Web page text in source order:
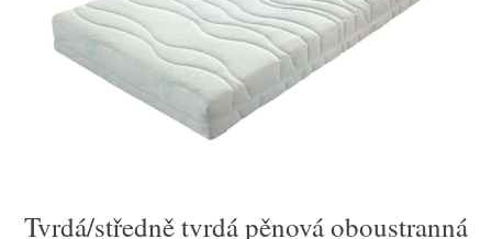
Tvrdá/středně tvrdá pěnová oboustranná